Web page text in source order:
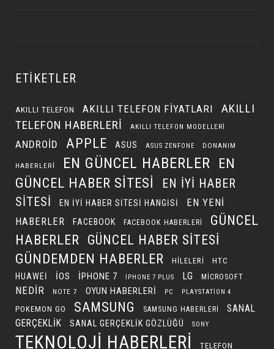
ETIKETLER
AKILLI TELEFON AKILLI TELEFON FIYATLARI
AKILLI
TELEFON HABERLERI
AKILLI TELEFON MODELLERI
ANDROID APPLE ASUS ASUS ZENFONE DONANIM
HABERLERI EN GÜNCEL HABERLER EN
GÜNCEL HABER SITESI
EN IYI HABER
SITESI
EN IYI HABER SITESI HANGISI
EN YENI
HABERLER
FACEBOOK FACEBOOK HABERLERI
GÜNCEL
HABERLER
GÜNCEL HABER SITESI
GÜNDEMDEN HABERLER HILELERI HTC
HUAWEI IOS IPHONE 7 IPHONE 7 PLUS LG MICROSOFT
NEDIR NOTE 7 OYUN HABERLERI PC PLAYSTATION 4
POKEMON GO SAMSUNG SAMSUNG HABERLERI
SANAL
GERÇEKLIK
SANAL GERÇEKLIK GÖZLÜĞÜ SONY
TEKNOLOJI HABERLERI TELEFON